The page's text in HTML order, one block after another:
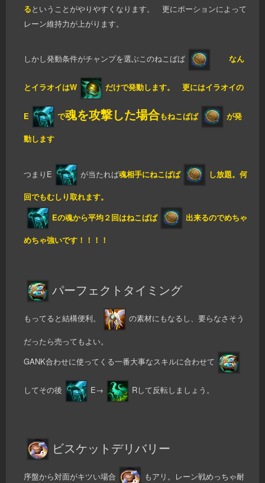
るということがやりやすくなります。 更にポーションによって
レーン維持力が上がります。
しかし発動条件がチャンプを選ぶこのねこばば なん
とイラオイはW だけで発動します。 更にはイラオイの
E で魂を攻撃した場合もねこばば が発
動します
つまりE が当たれば魂相手にねこばば し放題。何
回でもむしり取れます。
Eの魂から平均２回はねこばば
出来るのでめちゃ
めちゃ強いです！！！！
パーフェクトタイミング
もってると結構便利。 の素材にもなるし、要らなさそう
だったら売ってもよい。
GANK合わせに使ってくる一番大事なスキルに合わせて
してその後 E→ Rして反転しましょう。
ビスケットデリバリー
序盤から対面がキツい場合 もアリ。レーン戦めっちゃ耐